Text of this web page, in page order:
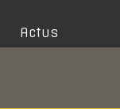
Actus